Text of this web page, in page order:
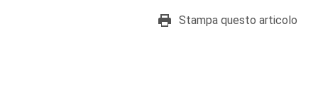
Stampa questo articolo